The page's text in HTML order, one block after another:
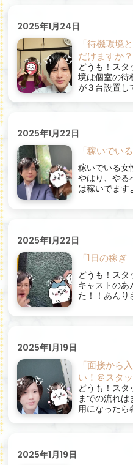
2025年1月24日
「待機環境
だけますか
どうも！ス
境は個室の待
が３台設置し
2025年1月22日
「稼いでい
稼いでいる女
やはり、やる
は稼いでます
2025年1月22日
「1日の稼
どうも！ス
キャストのあ
た！！あんり
2025年1月19日
「面接から
い！＠スタッ
どうも！ス
までの流れ
用になったら
2025年1月19日